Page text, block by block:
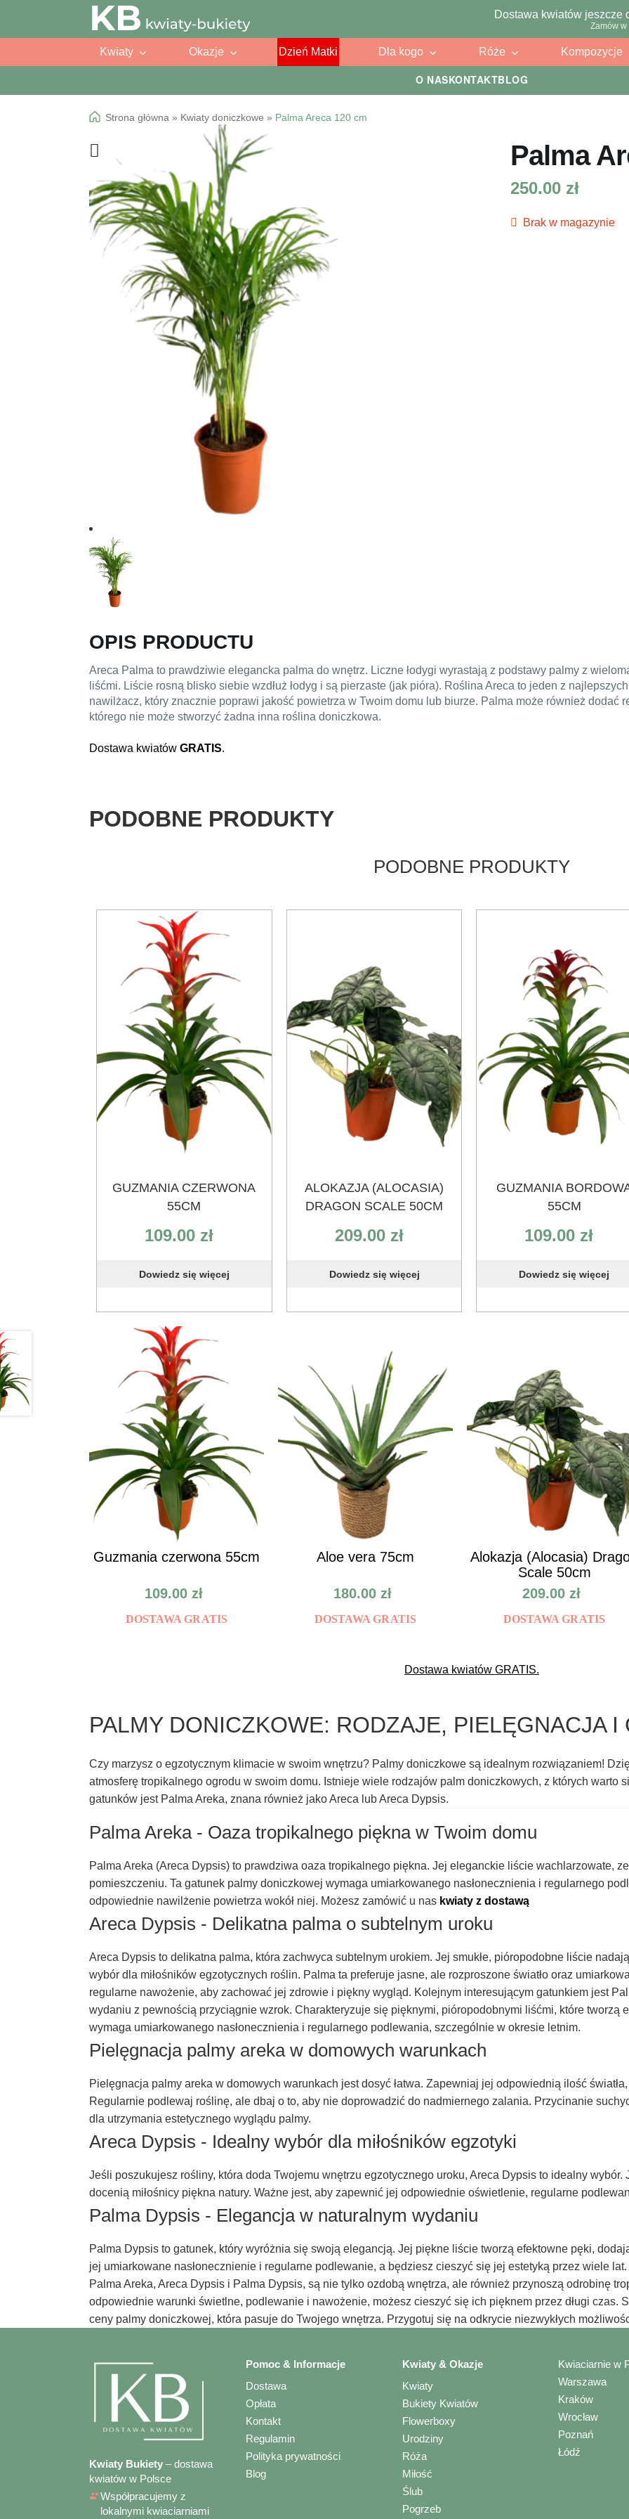
O NASKONTAKTBLOG
Przejdź
do
Przejdź
do
Dostawa kwiatów jeszcze
Zamów w
Kwiaty Okazje Dzień Matki Dla kogo Róże Kompozycje
Strona główna » Kwiaty doniczkowe » Palma Areca 120 cm
Palma
250.00 zł
Brak w magazynie
OPIS PRODUCTU
Areca Palma to prawdziwie elegancka palma do wnętrz. Liczne łodygi wyrastają z podstawy palmy z
liśćmi. Liście rosną blisko siebie wzdłuż łodyg i są pierzaste (jak pióra). Roślina Areca to jeden z
nawilżacz, który znacznie poprawi jakość powietrza w Twoim domu lub biurze. Palma może również dodać
którego nie może stworzyć żadna inna roślina doniczkowa.
Dostawa kwiatów GRATIS.
PODOBNE PRODUKTY
PODOBNE PRODUKTY
GUZMANIA CZERWONA
55CM
109.00 zł
Dowiedz się więcej
ALOKAZJA (ALOCASIA)
DRAGON SCALE 50CM
209.00 zł
Dowiedz się więcej
GUZMANIA
55CM
109.00 zł
Dowiedz się więcej
Guzmania czerwona 55cm
109.00 zł
DOSTAWA GRATIS
Aloe vera 75cm
180.00 zł
DOSTAWA GRATIS
Alokazja (Alocasia)
Scale 50cm
209.00 zł
DOSTAWA GRATIS
Dostawa kwiatów GRATIS.
PALMY DONICZKOWE: RODZAJE, PIELĘGNACJA I
Czy marzysz o egzotycznym klimacie w swoim wnętrzu? Palmy doniczkowe są idealnym rozwiązaniem!
atmosferę tropikalnego ogrodu w swoim domu. Istnieje wiele rodzajów palm doniczkowych, z których warto
gatunków jest Palma Areka, znana również jako Areca lub Areca Dypsis.
Palma Areka - Oaza tropikalnego piękna w Twoim domu
Palma Areka (Areca Dypsis) to prawdziwa oaza tropikalnego piękna. Jej eleganckie liście wachlarzowate,
pomieszczeniu. Ta gatunek palmy doniczkowej wymaga umiarkowanego nasłonecznienia i regularnego
odpowiednie nawilżenie powietrza wokół niej. Możesz zamówić u nas kwiaty z dostawą
Areca Dypsis - Delikatna palma o subtelnym uroku
Areca Dypsis to delikatna palma, która zachwyca subtelnym urokiem. Jej smukłe, pióropodobne liście
wybór dla miłośników egzotycznych roślin. Palma ta preferuje jasne, ale rozproszone światło oraz
regularne nawożenie, aby zachować jej zdrowie i piękny wygląd. Kolejnym interesującym gatunkiem jest
wydaniu z pewnością przyciągnie wzrok. Charakteryzuje się pięknymi, pióropodobnymi liśćmi, które tworzą
wymaga umiarkowanego nasłonecznienia i regularnego podlewania, szczególnie w okresie letnim.
Pielęgnacja palmy areka w domowych warunkach
Pielęgnacja palmy areka w domowych warunkach jest dosyć łatwa. Zapewniaj jej odpowiednią ilość
Regularnie podlewaj roślinę, ale dbaj o to, aby nie doprowadzić do nadmiernego zalania. Przycinanie
dla utrzymania estetycznego wyglądu palmy.
Areca Dypsis - Idealny wybór dla miłośników egzotyki
Jeśli poszukujesz rośliny, która doda Twojemu wnętrzu egzotycznego uroku, Areca Dypsis to idealny
docenią miłośnicy piękna natury. Ważne jest, aby zapewnić jej odpowiednie oświetlenie, regularne
Palma Dypsis - Elegancja w naturalnym wydaniu
Palma Dypsis to gatunek, który wyróżnia się swoją elegancją. Jej piękne liście tworzą efektowne pęki,
jej umiarkowane nasłonecznienie i regularne podlewanie, a będziesz cieszyć się jej estetyką przez wiele
Palma Areka, Areca Dypsis i Palma Dypsis, są nie tylko ozdobą wnętrza, ale również przynoszą odrobinę
odpowiednie warunki świetlne, podlewanie i nawożenie, możesz cieszyć się ich pięknem przez długi czas.
ceny palmy doniczkowej, która pasuje do Twojego wnętrza. Przygotuj się na odkrycie niezwykłych
Kwiaty Bukiety – dostawa
kwiatów w Polsce
Współpracujemy z
lokalnymi kwiaciarniami
Pomoc & Informacje
Dostawa
Opłata
Kontakt
Regulamin
Polityka prywatności
Blog
Kwiaty & Okazje
Kwiaty
Bukiety Kwiatów
Flowerboxy
Urodziny
Róża
Miłość
Ślub
Pogrzeb
Kwiaciarnie w
Warszawa
Kraków
Wrocław
Poznań
Łódź